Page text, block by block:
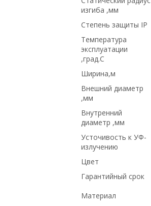
изгиба ,мм
Степень защиты IP
Температура
эксплуатации
,град.C
Ширина,м
Внешний диаметр
,мм
Внутренний
диаметр ,мм
Усточивость к УФ-
излучению
Цвет
Гарантийный срок
Материал